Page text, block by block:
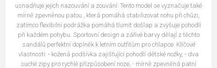
usnadňuje jejich nazouvání a zouvání. Tento model se vyznačuje také
mírně zpevněnou patou , která pomáhá stabilizovat nohu při chůzi,
zatímco flexibilní podrážka pomáhá tlumit došlap a zvyšuje pohodlí
při každém pohybu. Sportovní design a zářivé barvy dělají z těchto
sandálů perfektní doplněk k letním outfitům pro chlapce. Klíčové
vlastnosti: - kožená podšívka zajišťující pohodlí dětské nožky, - dva
suché zipy pro rychlé přizpůsobení noze, - mírně zpevněná patní